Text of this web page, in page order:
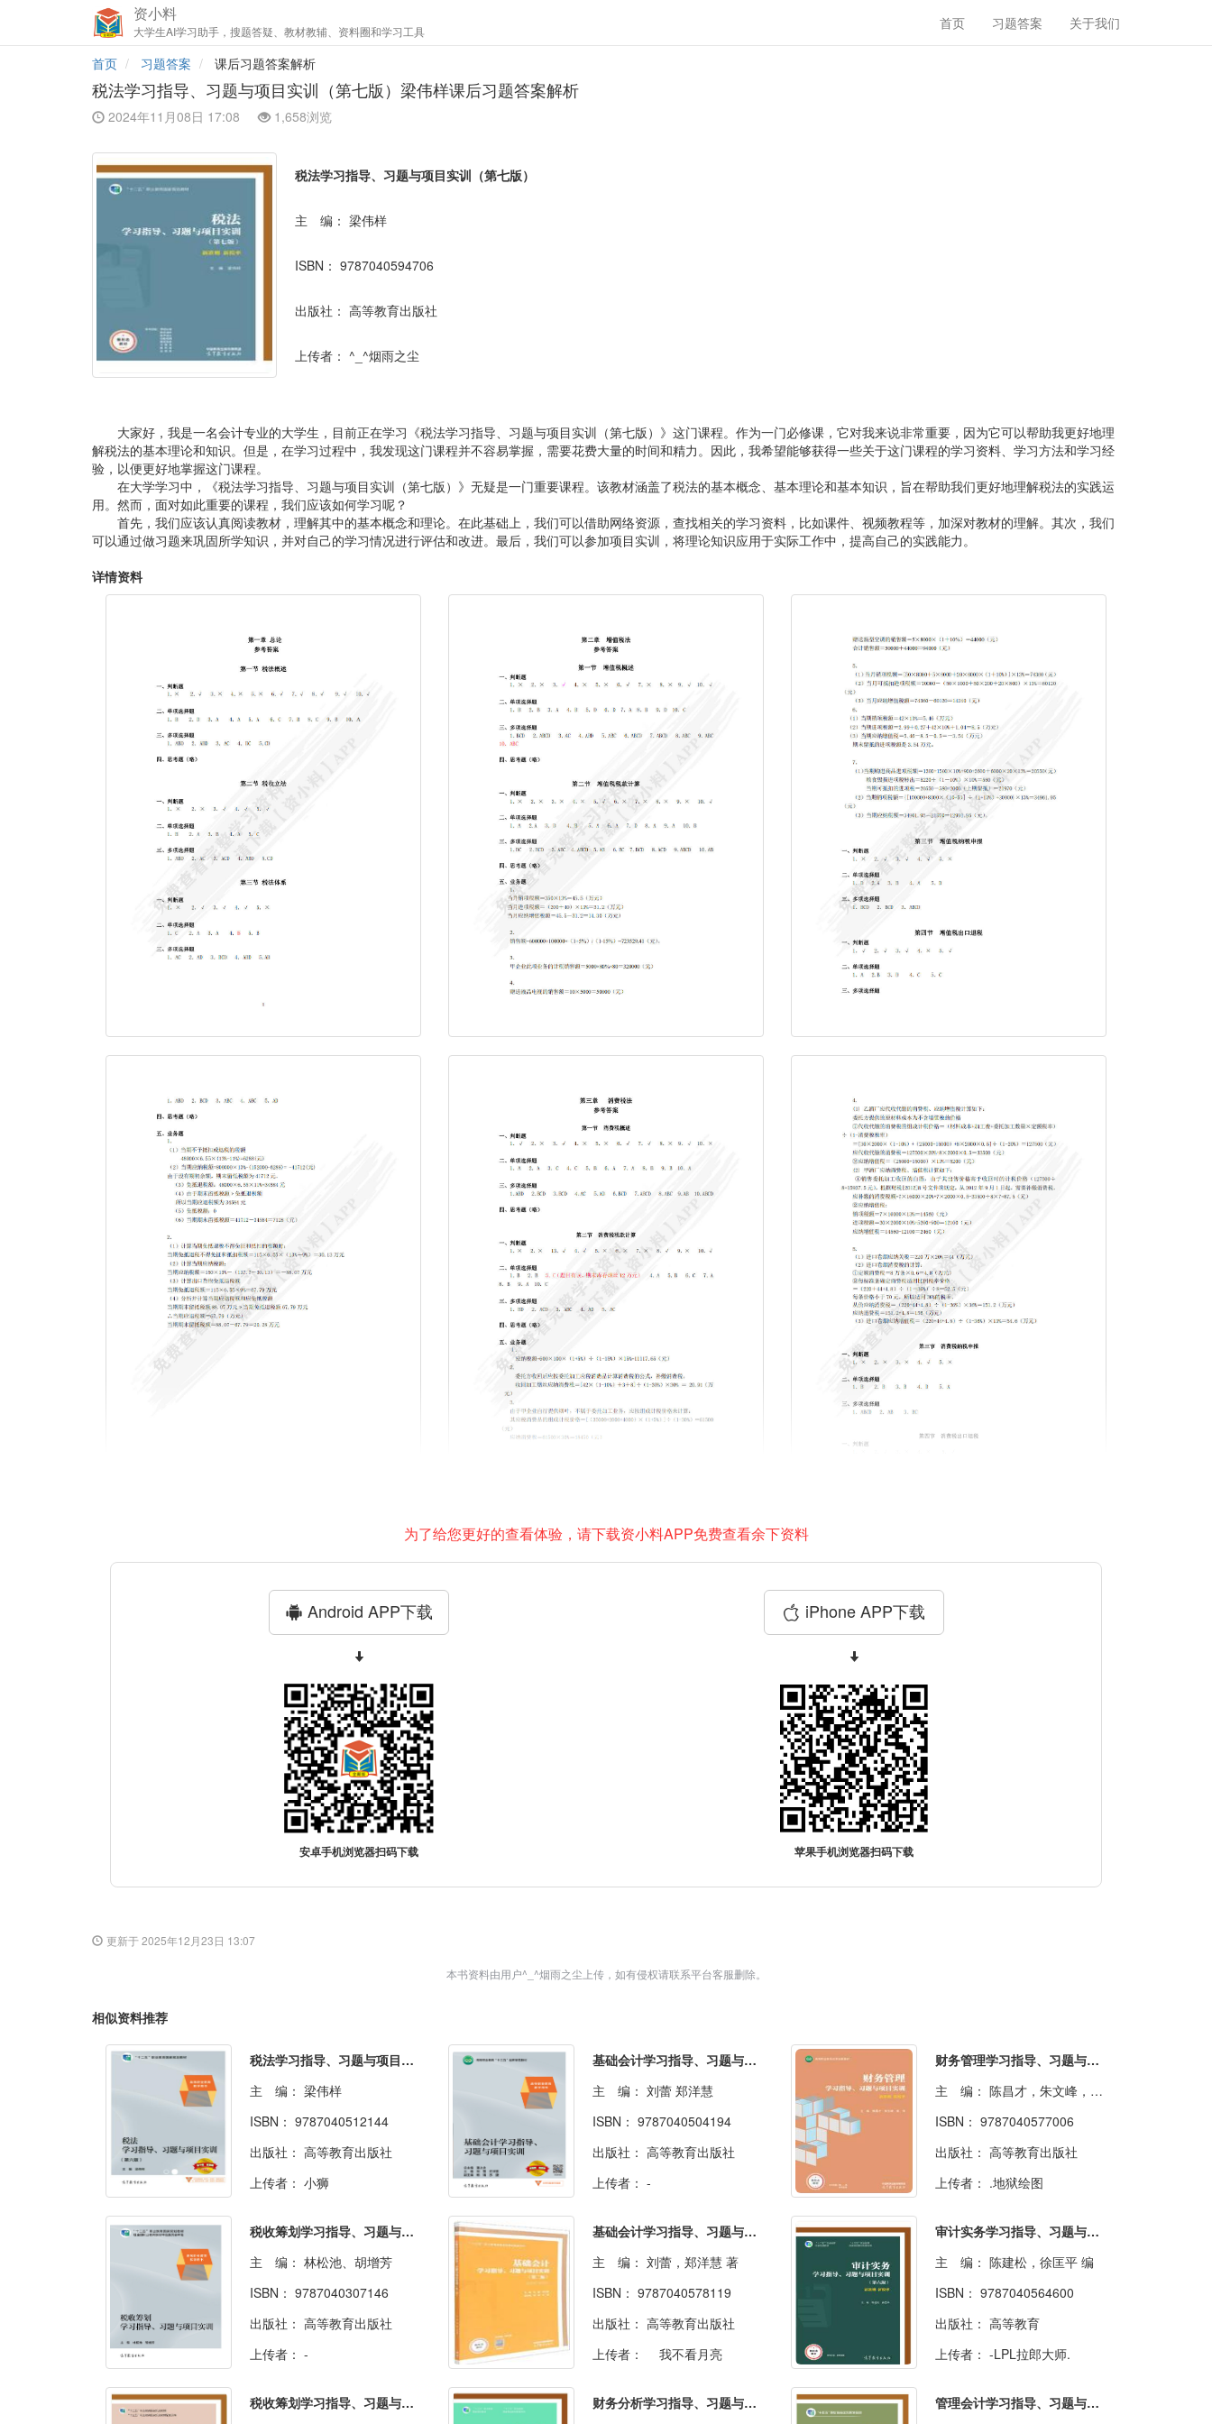
资小料
大学生AI学习助手，搜题答疑、教材教辅、资料圈和学习工具 首页 习题答案 关于我们
首页 习题答案 课后习题答案解析
税法学习指导、习题与项目实训（第七版）梁伟样课后习题答案解析
2024年11月08日 17:08 1,658浏览
税法学习指导、习题与项目实训（第七版）
主 编： 梁伟样
ISBN： 9787040594706
出版社： 高等教育出版社
上传者： ^_^烟雨之尘
大家好，我是一名会计专业的大学生，目前正在学习《税法学习指导、习题与项目实训（第七版）》这门课程。作为一门必修课，它对我来说非常重要，因为它可以帮助我更好地理
解税法的基本理论和知识。但是，在学习过程中，我发现这门课程并不容易掌握，需要花费大量的时间和精力。因此，我希望能够获得一些关于这门课程的学习资料、学习方法和学习经
验，以便更好地掌握这门课程。
在大学学习中，《税法学习指导、习题与项目实训（第七版）》无疑是一门重要课程。该教材涵盖了税法的基本概念、基本理论和基本知识，旨在帮助我们更好地理解税法的实践运
用。然而，面对如此重要的课程，我们应该如何学习呢？
首先，我们应该认真阅读教材，理解其中的基本概念和理论。在此基础上，我们可以借助网络资源，查找相关的学习资料，比如课件、视频教程等，加深对教材的理解。其次，我们
可以通过做习题来巩固所学知识，并对自己的学习情况进行评估和改进。最后，我们可以参加项目实训，将理论知识应用于实际工作中，提高自己的实践能力。
详情资料
为了给您更好的查看体验，请下载资小料APP免费查看余下资料
Android APP下载
安卓手机浏览器扫码下载
iPhone APP下载
苹果手机浏览器扫码下载
更新于 2025年12月23日 13:07
本书资料由用户^_^烟雨之尘上传，如有侵权请联系平台客服删除。
相似资料推荐
税法学习指导、习题与项目实训(第六版)
主 编： 梁伟样
ISBN： 9787040512144
出版社： 高等教育出版社
上传者： 小狮
基础会计学习指导、习题与项目实训
主 编： 刘蕾 郑洋慧
ISBN： 9787040504194
出版社： 高等教育出版社
上传者： -
财务管理学习指导、习题与项目实训
主 编： 陈昌才，朱文峰，袁萍主编
ISBN： 9787040577006
出版社： 高等教育出版社
上传者： .地狱绘图
税收筹划学习指导、习题与项目实训
主 编： 林松池、胡增芳
ISBN： 9787040307146
出版社： 高等教育出版社
上传者： -
基础会计学习指导、习题与项目实训（第二版）
主 编： 刘蕾，郑洋慧 著
ISBN： 9787040578119
出版社： 高等教育出版社
上传者：
我不看月亮
审计实务学习指导、习题与项目实训（第六版）
主 编： 陈建松，徐匡平 编
ISBN： 9787040564600
出版社： 高等教育
上传者： -LPL拉郎大师.
税收筹划学习指导、习题与项目实训（第四版）
财务分析学习指导、习题与项目实训（第二版）
管理会计学习指导、习题与项目实训（第五版）